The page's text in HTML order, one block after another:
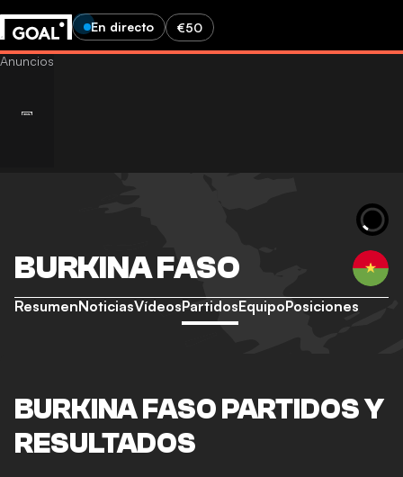
En directo €50
BURKINA FASO
ResumenNoticiasVídeosPartidosEquipoPosiciones
BURKINA FASO PARTIDOS Y
RESULTADOS